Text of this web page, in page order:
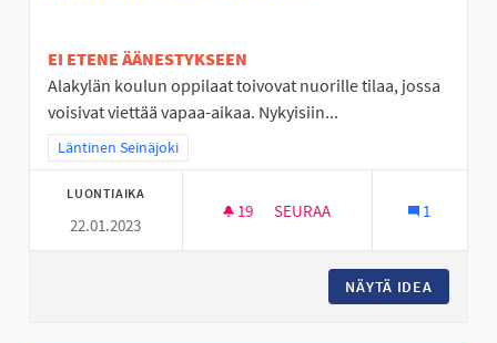
EI ETENE ÄÄNESTYKSEEN
Alakylän koulun oppilaat toivovat nuorille tilaa, jossa
voisivat viettää vapaa-aikaa. Nykyisiin...
Rajaa tulokset teeman mukaan: Läntinen Seinäjoki
Läntinen Seinäjoki
LUONTIAIKA
22.01.2023
19 19 SEURAAJAA
SEURAA 1
NÄYTÄ IDEA